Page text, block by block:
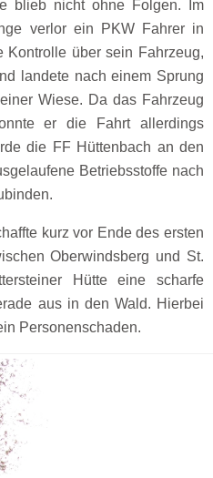
blieb nicht ohne Folgen. Im
verlor ein PKW Fahrer in
über sein Fahrzeug,
landete nach einem Sprung
Wiese. Da das Fahrzeug
er die Fahrt allerdings
die FF Hüttenbach an den
Betriebsstoffe nach
kurz vor Ende des ersten
Oberwindsberg und St.
Hütte eine scharfe
aus in den Wald. Hierbei
Personenschaden.